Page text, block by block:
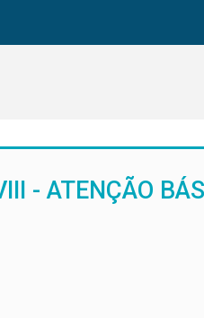
- ATENÇÃO